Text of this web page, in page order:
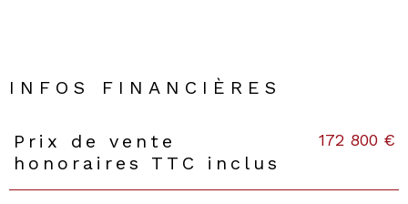
INFOS FINANCIÈRES
Caractéristiques Valeurs
Prix de vente
honoraires TTC inclus
172 800 €